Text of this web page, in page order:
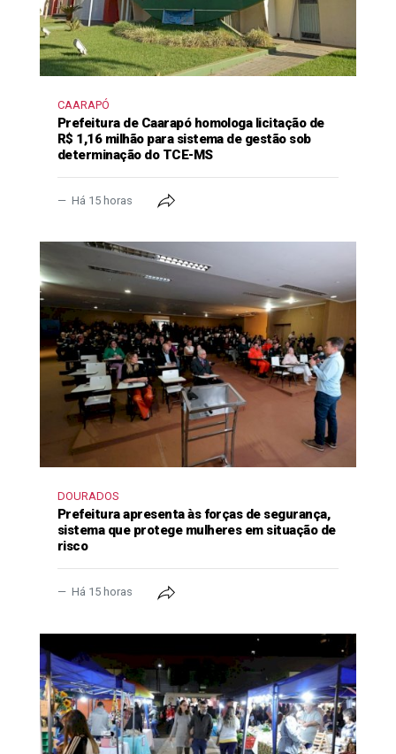
CAARAPÓ
Prefeitura de Caarapó homologa licitação de
R$ 1,16 milhão para sistema de gestão sob
determinação do TCE-MS
Há 15 horas
DOURADOS
Prefeitura apresenta às forças de segurança,
sistema que protege mulheres em situação de
risco
Há 15 horas